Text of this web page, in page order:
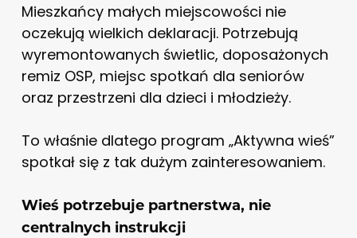
Mieszkańcy małych miejscowości nie
oczekują wielkich deklaracji. Potrzebują
wyremontowanych świetlic, doposażonych
remiz OSP, miejsc spotkań dla seniorów
oraz przestrzeni dla dzieci i młodzieży.
To właśnie dlatego program „Aktywna wieś”
spotkał się z tak dużym zainteresowaniem.
Wieś potrzebuje partnerstwa, nie
centralnych instrukcji